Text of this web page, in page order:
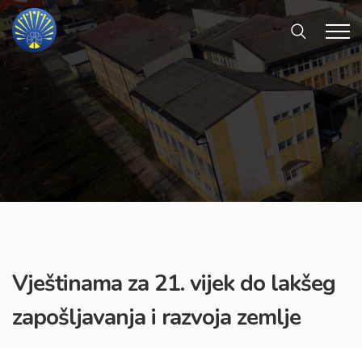
Vještinama za 21. vijek do lakšeg
zapošljavanja i razvoja zemlje